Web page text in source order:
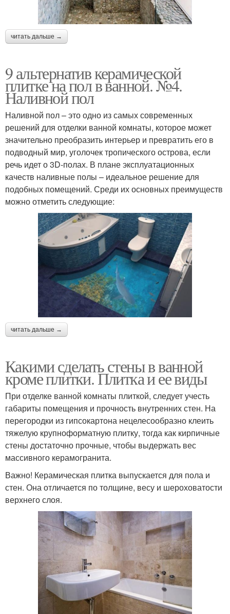
читать дальше →
9 альтернатив керамической
плитке на пол в ванной. №4.
Наливной пол
Наливной пол – это одно из самых современных
решений для отделки ванной комнаты, которое может
значительно преобразить интерьер и превратить его в
подводный мир, уголочек тропического острова, если
речь идет о 3D-полах. В плане эксплуатационных
качеств наливные полы – идеальное решение для
подобных помещений. Среди их основных преимуществ
можно отметить следующие:
читать дальше →
Какими сделать стены в ванной
кроме плитки. Плитка и ее виды
При отделке ванной комнаты плиткой, следует учесть
габариты помещения и прочность внутренних стен. На
перегородки из гипсокартона нецелесообразно клеить
тяжелую крупноформатную плитку, тогда как кирпичные
стены достаточно прочные, чтобы выдержать вес
массивного керамогранита.
Важно! Керамическая плитка выпускается для пола и
стен. Она отличается по толщине, весу и шероховатости
верхнего слоя.